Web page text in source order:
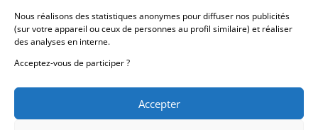
Nous réalisons des statistiques anonymes pour diffuser nos publicités
(sur votre appareil ou ceux de personnes au profil similaire) et réaliser
des analyses en interne.
Acceptez-vous de participer ?
Accepter
Coordonnées